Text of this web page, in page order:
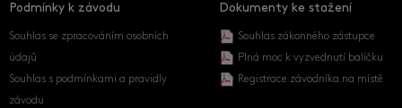
Podmínky k závodu
Souhlas se zpracováním osobních
údajů
Souhlas s podmínkami a pravidly
závodu
Dokumenty ke stažení
Souhlas zákonného zástupce
Plná moc k vyzvednutí balíčku
Registrace závodníka na místě